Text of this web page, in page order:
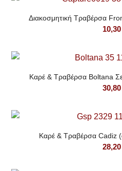
Διακοσμητική Τραβέρσα
10,30
Καρέ & Τραβέρσα Boltana
30,80
Καρέ & Τραβέρσα Cadiz
28,20